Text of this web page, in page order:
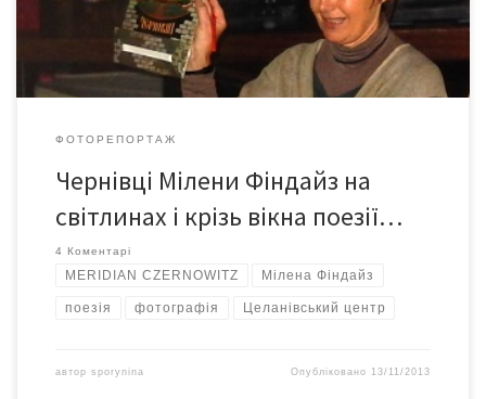
Чернівцях, а також прочитала власні поезії.
ФОТОРЕПОРТАЖ
Чернівці Мілени Фіндайз на
світлинах і крізь вікна поезії…
4 Коментарі
MERIDIAN CZERNOWITZ Мілена Фіндайз
поезія фотографія Целанівський центр
автор sporynina Опубліковано 13/11/2013